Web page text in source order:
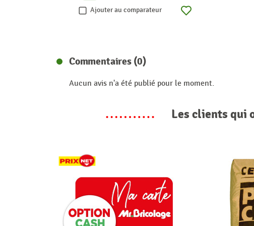
Ajouter au comparateur
Commentaires (0)
Aucun avis n'a été publié pour le moment.
Les clients qui